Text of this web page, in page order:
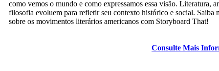
como vemos o mundo e como expressamos essa visão. Literatura,
filosofia evoluem para refletir seu contexto histórico e social. Saiba
sobre os movimentos literários americanos com Storyboard That!
Consulte Mais